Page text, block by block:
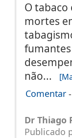
O tabaco
mortes
não...
Comentar -
Dr Thiago
Publicado